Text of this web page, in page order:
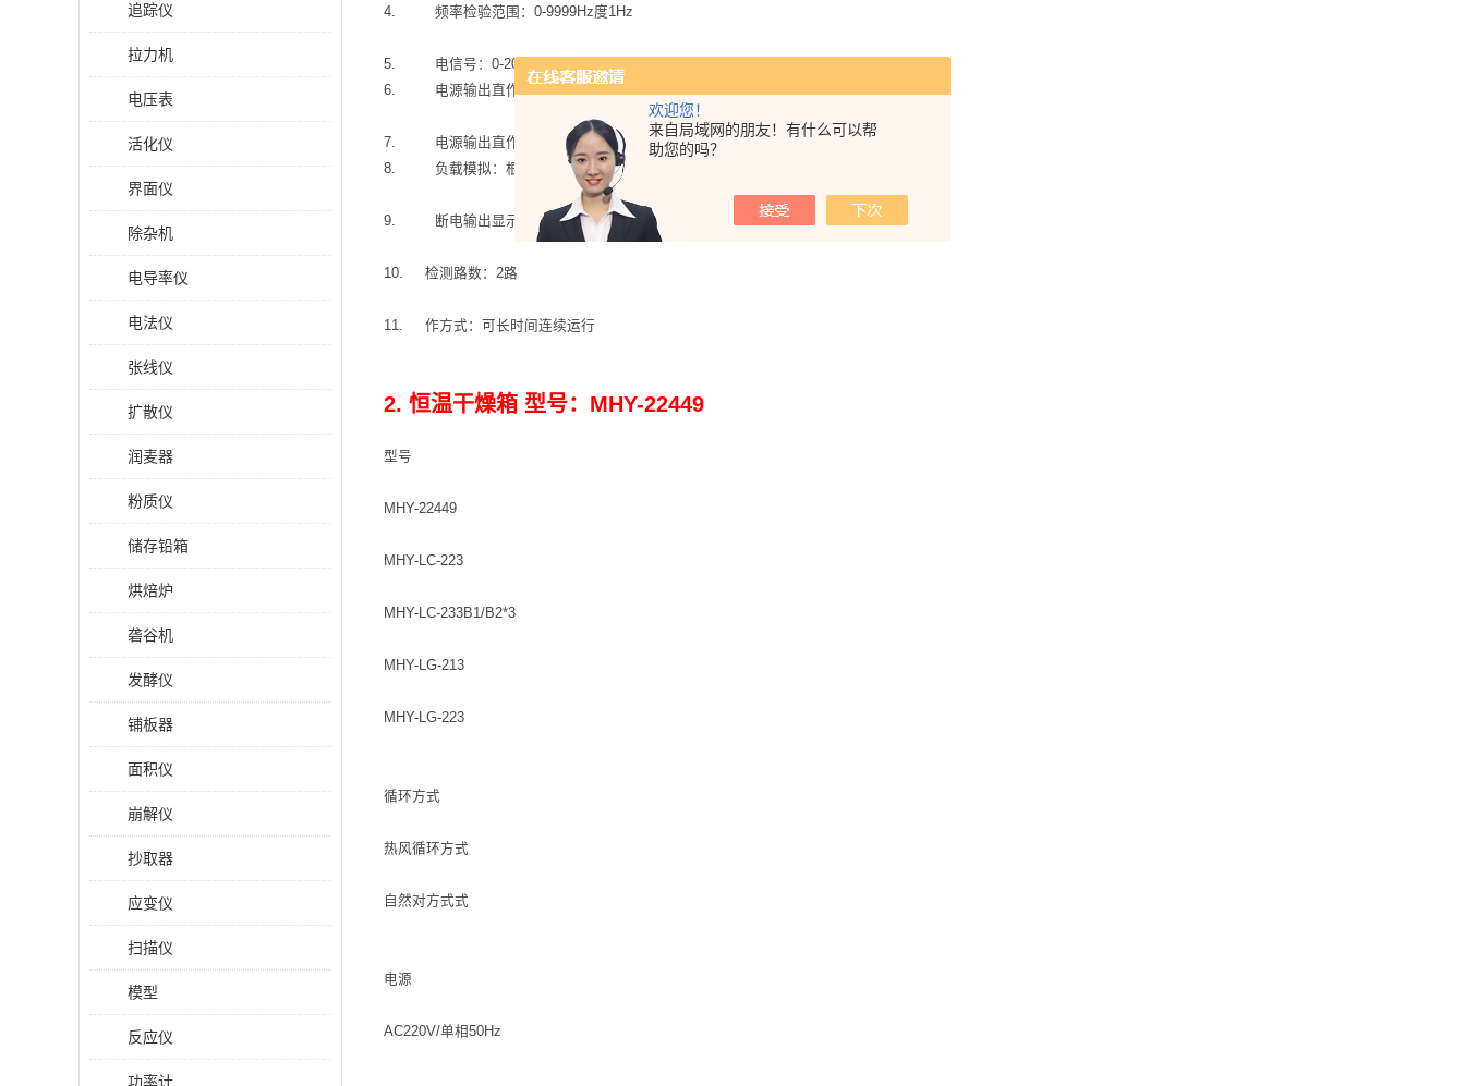
欢迎您！
来自局域网的朋友！有什么可以帮
助您的吗？
追踪仪
拉力机
电压表
活化仪
界面仪
除杂机
电导率仪
电法仪
张线仪
扩散仪
润麦器
粉质仪
储存铅箱
烘焙炉
砻谷机
发酵仪
铺板器
面积仪
崩解仪
抄取器
应变仪
扫描仪
模型
反应仪
功率计
4. 频率检验范围：0-9999Hz度1Hz
5. 电信号：0-200mA，度：0.5mA
6. 电源输出直作电压：0-30V ±10%
7. 电源输出直作电： <5A
8. 负载模拟：根据JJG标准模拟线路负载。
9. 断电输出显示：电平不小于3V，低电平不大于0.5V
10. 检测路数：2路
11. 作方式：可长时间连续运行
2. 恒温干燥箱 型号：MHY-22449
型号
MHY-22449
MHY-LC-223
MHY-LC-233B1/B2*3
MHY-LG-213
MHY-LG-223
循环方式
热风循环方式
自然对方式式
电源
AC220V/单相50Hz